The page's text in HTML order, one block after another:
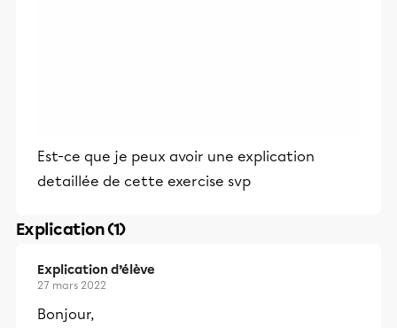
Est-ce que je peux avoir une explication
detaillée de cette exercise svp
Explication (1)
Explication d’élève
27 mars 2022
Bonjour,